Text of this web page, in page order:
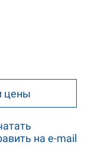
цены
на e-mail